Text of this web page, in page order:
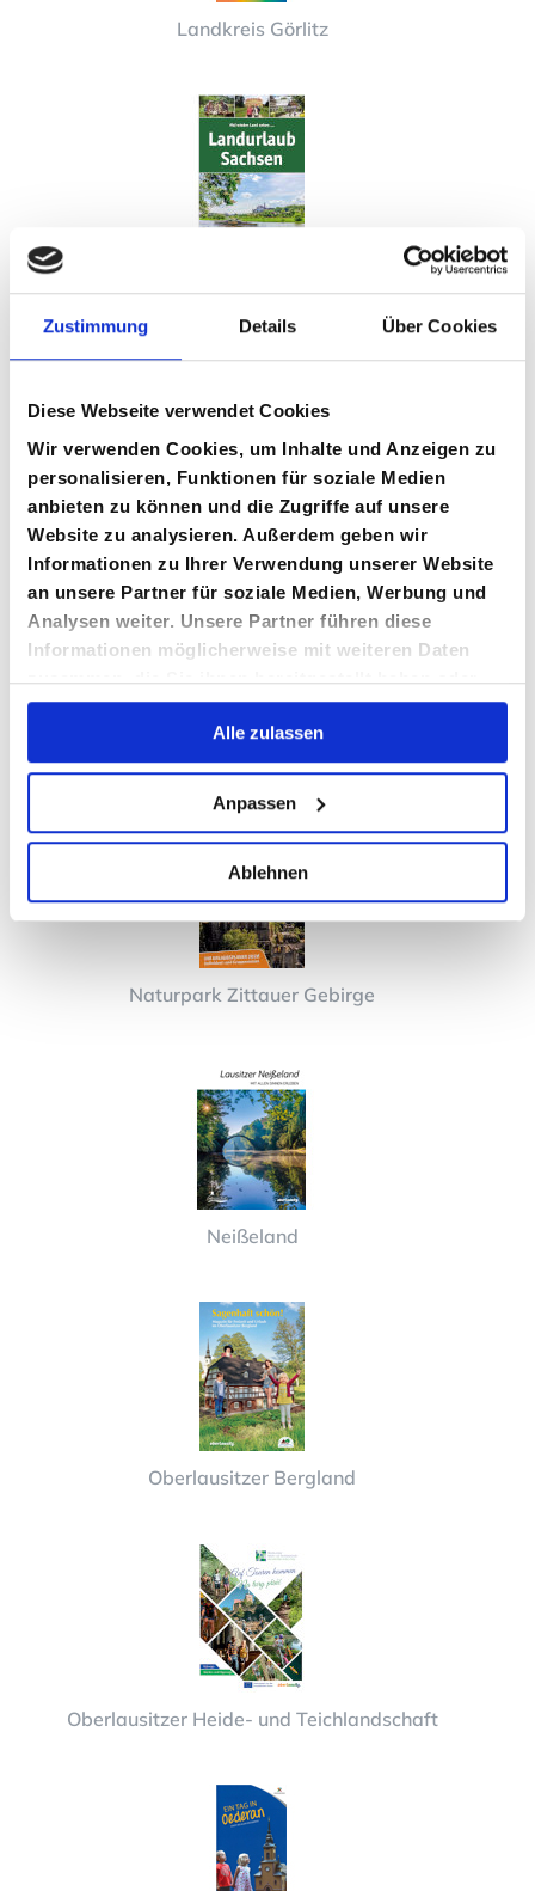
Zustimmung Details Über Cookies
Diese Webseite verwendet Cookies
Wir verwenden Cookies, um Inhalte und Anzeigen zu
personalisieren, Funktionen für soziale Medien
anbieten zu können und die Zugriffe auf unsere
Website zu analysieren. Außerdem geben wir
Informationen zu Ihrer Verwendung unserer Website
an unsere Partner für soziale Medien, Werbung und
Analysen weiter. Unsere Partner führen diese
Informationen möglicherweise mit weiteren Daten
zusammen, die Sie ihnen bereitgestellt haben oder
die sie im Rahmen Ihrer Nutzung der Dienste
Alle zulassen
Anpassen
Ablehnen
Landkreis Görlitz
Leipzig und Region
Naturpark Zittauer Gebirge
Neißeland
Oberlausitzer Bergland
Oberlausitzer Heide- und Teichlandschaft